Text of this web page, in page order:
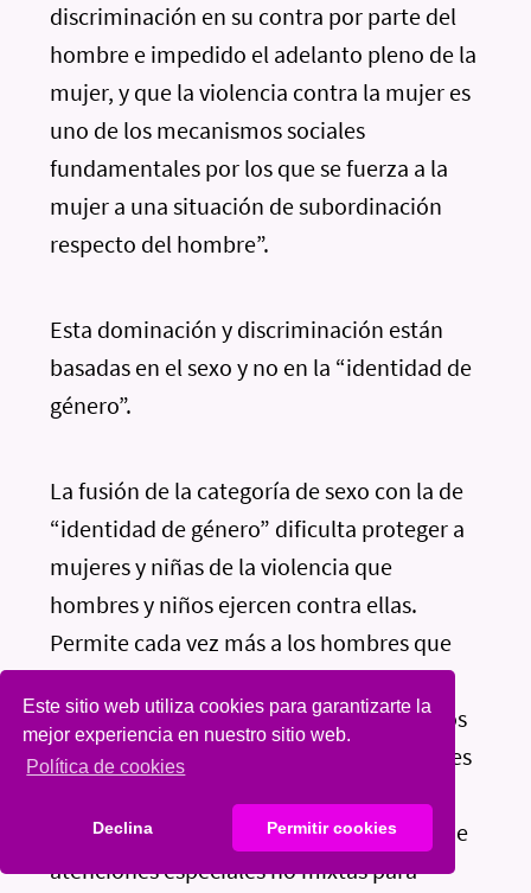
Este sitio web utiliza cookies para garantizarte la
mejor experiencia en nuestro sitio web.
Política de cookies
Declina Permitir cookies
discriminación en su contra por parte del
hombre e impedido el adelanto pleno de la
mujer, y que la violencia contra la mujer es
uno de los mecanismos sociales
fundamentales por los que se fuerza a la
mujer a una situación de subordinación
respecto del hombre”.
Esta dominación y discriminación están
basadas en el sexo y no en la “identidad de
género”.
La fusión de la categoría de sexo con la de
“identidad de género” dificulta proteger a
mujeres y niñas de la violencia que
hombres y niños ejercen contra ellas.
Permite cada vez más a los hombres que
consideran tener una “identidad de
género” femenina reclamar el acceso a los
servicios y espacios de apoyo para mujeres
proveedores de servicios. Esto comprende
atenciones especiales no mixtas para